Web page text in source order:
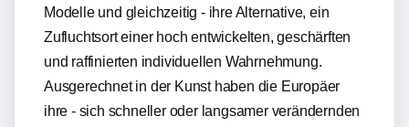
Modelle und gleichzeitig - ihre Alternative, ein
Zufluchtsort einer hoch entwickelten, geschärften
und raffinierten individuellen Wahrnehmung.
Ausgerechnet in der Kunst haben die Europäer
ihre - sich schneller oder langsamer verändernden